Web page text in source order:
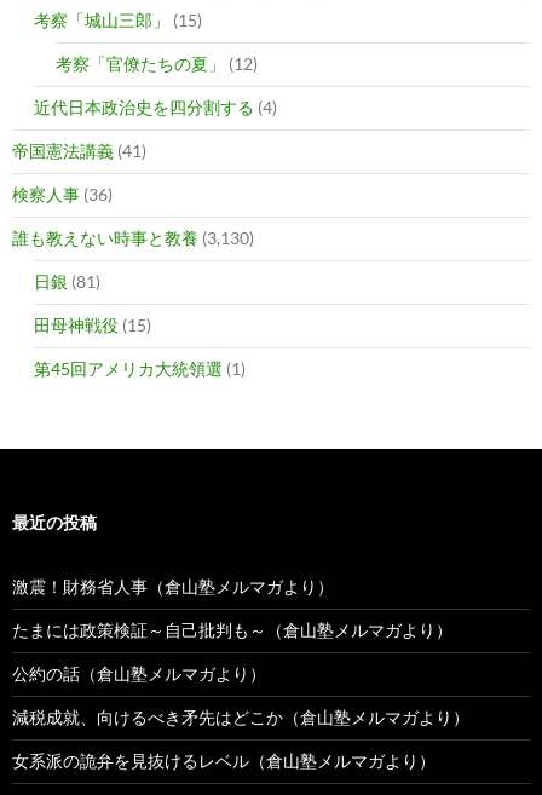
考察「城山三郎」 (15)
考察「官僚たちの夏」 (12)
近代日本政治史を四分割する (4)
帝国憲法講義 (41)
検察人事 (36)
誰も教えない時事と教養 (3,130)
日銀 (81)
田母神戦役 (15)
第45回アメリカ大統領選 (1)
最近の投稿
激震！財務省人事（倉山塾メルマガより）
たまには政策検証～自己批判も～（倉山塾メルマガより）
公約の話（倉山塾メルマガより）
減税成就、向けるべき矛先はどこか（倉山塾メルマガより）
女系派の詭弁を見抜けるレベル（倉山塾メルマガより）